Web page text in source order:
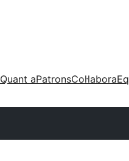
Quant aPatronsCol·labora